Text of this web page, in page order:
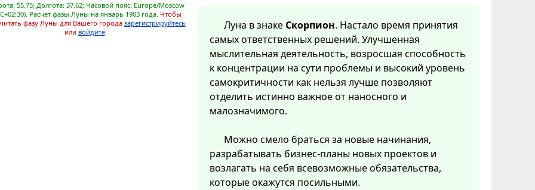
55.75; Долгота: 37.62; Часовой пояс: Europe/Moscow
Расчет фазы Луны на январь 1903 года. Чтобы
фазу Луны для Вашего города зарегистрируйтесь
или войдите.
Луна в знаке Скорпион. Настало время принятия
самых ответственных решений. Улучшенная
мыслительная деятельность, возросшая способность
к концентрации на сути проблемы и высокий уровень
самокритичности как нельзя лучше позволяют
отделить истинно важное от наносного и
малозначимого.
Можно смело браться за новые начинания,
разрабатывать бизнес-планы новых проектов и
возлагать на себя всевозможные обязательства,
которые окажутся посильными.